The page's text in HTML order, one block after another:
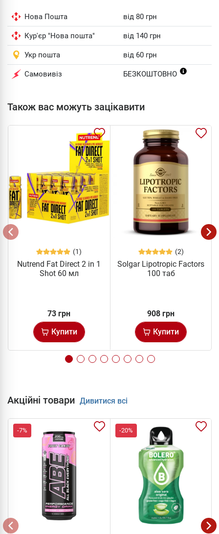
Нова Пошта від 80 грн
Кур'єр "Нова пошта" від 140 грн
Укр пошта від 60 грн
Самовивіз БЕЗКОШТОВНО
Також вас можуть зацікавити
(1)
Nutrend Fat Direct 2 in 1
Shot 60 мл
73 грн
Купити
(2)
Solgar Lipotropic Factors
100 таб
908 грн
Купити
Акційні товари Дивитися всі
-7% -20%